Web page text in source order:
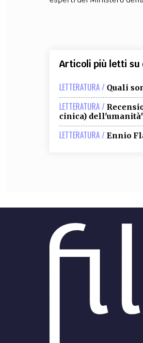
Articoli più letti su
LETTERATURA / Quali
LETTERATURA /
cinica)
LETTERATURA / Ennio